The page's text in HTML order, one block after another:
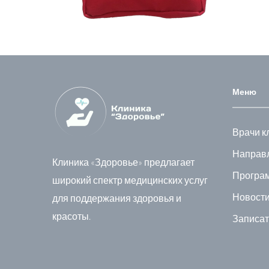
Клиника «Здоровье» предлагает
широкий спектр медицинских услуг
для поддержания здоровья и
красоты.
Меню
Врачи